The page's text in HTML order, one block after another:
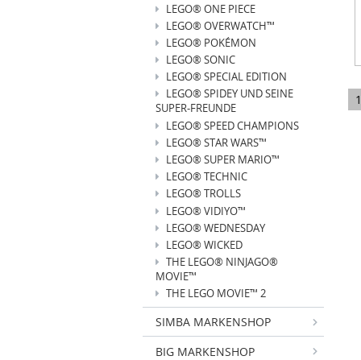
LEGO® ONE PIECE
LEGO® OVERWATCH™
LEGO® POKÉMON
LEGO® SONIC
LEGO® SPECIAL EDITION
LEGO® SPIDEY UND SEINE
SUPER-FREUNDE
LEGO® SPEED CHAMPIONS
LEGO® STAR WARS™
LEGO® SUPER MARIO™
LEGO® TECHNIC
LEGO® TROLLS
LEGO® VIDIYO™
LEGO® WEDNESDAY
LEGO® WICKED
THE LEGO® NINJAGO®
MOVIE™
THE LEGO MOVIE™ 2
SIMBA MARKENSHOP
BIG MARKENSHOP
1